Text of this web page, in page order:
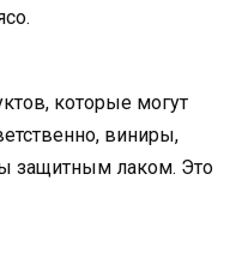
которые могут
виниры,
защитным лаком. Это